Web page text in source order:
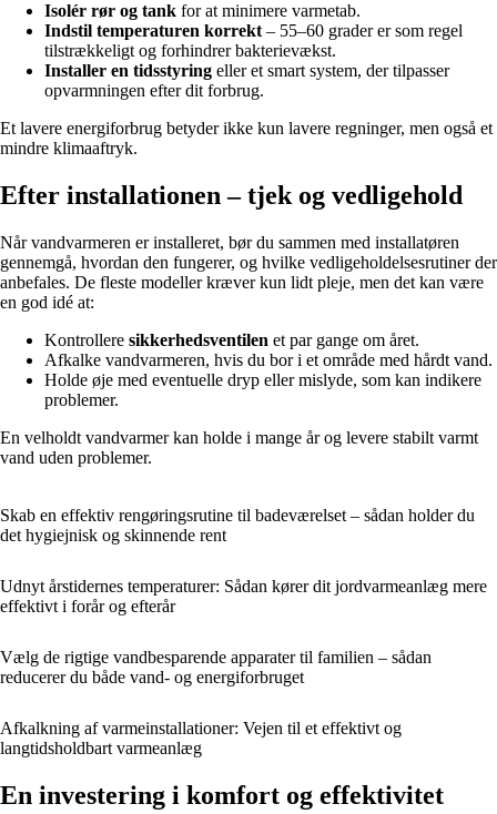
Isolér rør og tank for at minimere varmetab.
Indstil temperaturen korrekt – 55–60 grader er som regel
tilstrækkeligt og forhindrer bakterievækst.
Installer en tidsstyring eller et smart system, der tilpasser
opvarmningen efter dit forbrug.
Et lavere energiforbrug betyder ikke kun lavere regninger, men også et
mindre klimaaftryk.
Efter installationen – tjek og vedligehold
Når vandvarmeren er installeret, bør du sammen med installatøren
gennemgå, hvordan den fungerer, og hvilke vedligeholdelsesrutiner der
anbefales. De fleste modeller kræver kun lidt pleje, men det kan være
en god idé at:
Kontrollere sikkerhedsventilen et par gange om året.
Afkalke vandvarmeren, hvis du bor i et område med hårdt vand.
Holde øje med eventuelle dryp eller mislyde, som kan indikere
problemer.
En velholdt vandvarmer kan holde i mange år og levere stabilt varmt
vand uden problemer.
Skab en effektiv rengøringsrutine til badeværelset – sådan holder du
det hygiejnisk og skinnende rent
Udnyt årstidernes temperaturer: Sådan kører dit jordvarmeanlæg mere
effektivt i forår og efterår
Vælg de rigtige vandbesparende apparater til familien – sådan
reducerer du både vand- og energiforbruget
Afkalkning af varmeinstallationer: Vejen til et effektivt og
langtidsholdbart varmeanlæg
En investering i komfort og effektivitet